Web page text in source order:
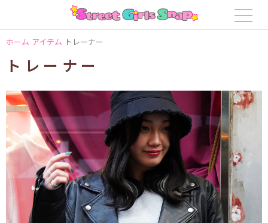
ホーム アイテム トレーナー
トレーナー